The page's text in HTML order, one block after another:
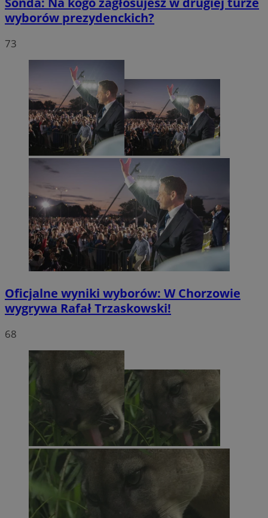
wyborów prezydenckich?
73
Oficjalne wyniki wyborów: W Chorzowie
wygrywa Rafał Trzaskowski!
68